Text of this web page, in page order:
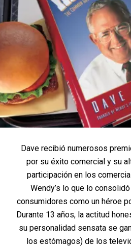
Dave recibió numerosos
por su éxito comercial y su
participación en los
Wendy’s lo que lo
consumidores como un héroe
Durante 13 años, la actitud
su personalidad sensata se
los estómagos) de los